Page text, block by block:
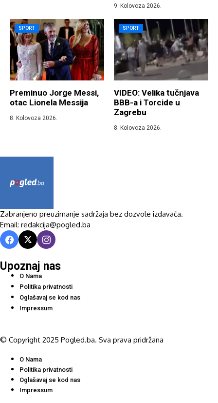
9. Kolovoza 2026.
SPORT
Preminuo Jorge Messi,
otac Lionela Messija
8. Kolovoza 2026.
SPORT
VIDEO: Velika tučnjava
BBB-a i Torcide u
Zagrebu
8. Kolovoza 2026.
Zabranjeno preuzimanje sadržaja bez dozvole izdavača.
Email: redakcija@pogled.ba
Upoznaj nas
O Nama
Politika privatnosti
Oglašavaj se kod nas
Impressum
© Copyright 2025 Pogled.ba. Sva prava pridržana
O Nama
Politika privatnosti
Oglašavaj se kod nas
Impressum